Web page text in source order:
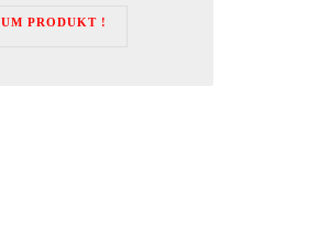
PRODUKT !